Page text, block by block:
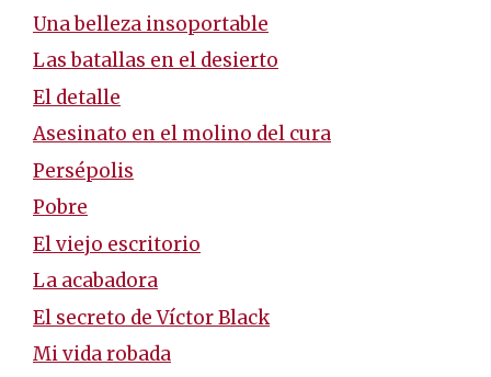
Una belleza insoportable
Las batallas en el desierto
El detalle
Asesinato en el molino del cura
Persépolis
Pobre
El viejo escritorio
La acabadora
El secreto de Víctor Black
Mi vida robada